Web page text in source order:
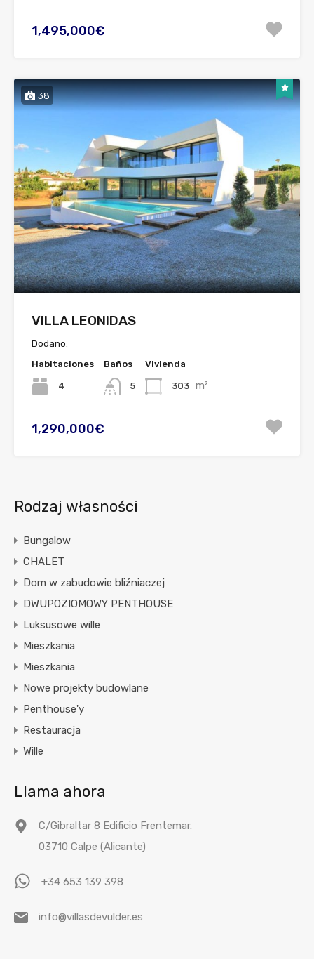
1,495,000€
38
VILLA LEONIDAS
Dodano:
Habitaciones
4
Baños
5
Vivienda
303 m²
1,290,000€
Rodzaj własności
Bungalow
CHALET
Dom w zabudowie bliźniaczej
DWUPOZIOMOWY PENTHOUSE
Luksusowe wille
Mieszkania
Mieszkania
Nowe projekty budowlane
Penthouse'y
Restauracja
Wille
Llama ahora
C/Gibraltar 8 Edificio Frentemar.
03710 Calpe (Alicante)
+34 653 139 398
info@villasdevulder.es